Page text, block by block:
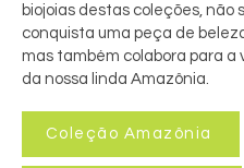
biojoias destas coleções, não
conquista uma peça de
mas também colabora para a
da nossa linda Amazônia.
Coleção Amazônia